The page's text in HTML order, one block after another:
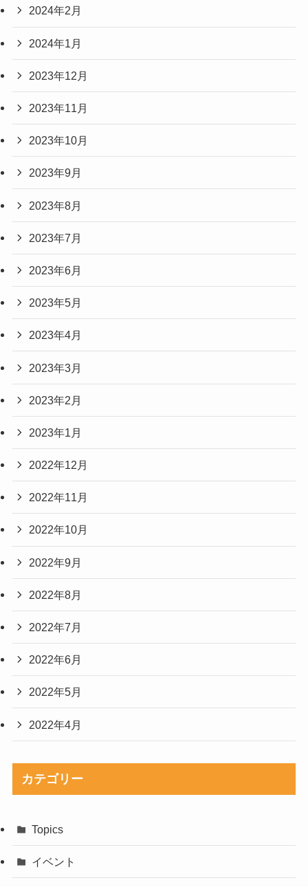
2024年2月
2024年1月
2023年12月
2023年11月
2023年10月
2023年9月
2023年8月
2023年7月
2023年6月
2023年5月
2023年4月
2023年3月
2023年2月
2023年1月
2022年12月
2022年11月
2022年10月
2022年9月
2022年8月
2022年7月
2022年6月
2022年5月
2022年4月
カテゴリー
Topics
イベント